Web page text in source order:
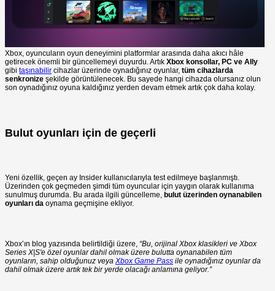
Xbox, oyuncuların oyun deneyimini platformlar arasında daha akıcı hâle
getirecek önemli bir güncellemeyi duyurdu. Artık Xbox konsollar, PC ve Ally
gibi taşınabilir cihazlar üzerinde oynadığınız oyunlar, tüm cihazlarda
senkronize şekilde görüntülenecek. Bu sayede hangi cihazda olursanız olun
son oynadığınız oyuna kaldığınız yerden devam etmek artık çok daha kolay.
Bulut oyunları için de geçerli
Yeni özellik, geçen ay Insider kullanıcılarıyla test edilmeye başlanmıştı.
Üzerinden çok geçmeden şimdi tüm oyuncular için yaygın olarak kullanıma
sunulmuş durumda. Bu arada ilgili güncelleme, bulut üzerinden oynanabilen
oyunları da oynama geçmişine ekliyor.
Xbox’ın blog yazısında belirtildiği üzere, “Bu, orijinal Xbox klasikleri ve Xbox
Series X|S'e özel oyunlar dahil olmak üzere bulutta oynanabilen tüm
oyunların, sahip olduğunuz veya Xbox Game Pass ile oynadığınız oyunlar da
dahil olmak üzere artık tek bir yerde olacağı anlamına geliyor.”